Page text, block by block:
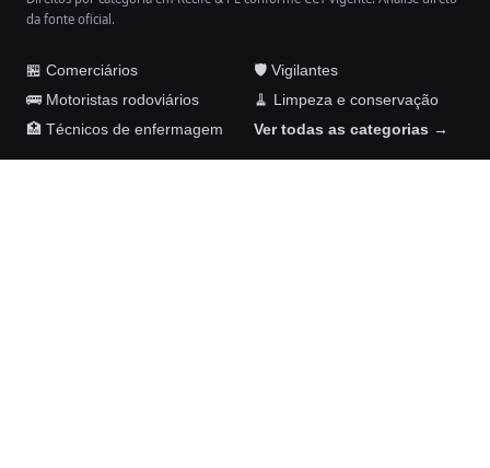
da fonte oficial.
🏪 Comerciários
🛡️ Vigilantes
🚌 Motoristas rodoviários
🧹 Limpeza e conservação
🏥 Técnicos de enfermagem
Ver todas as categorias →